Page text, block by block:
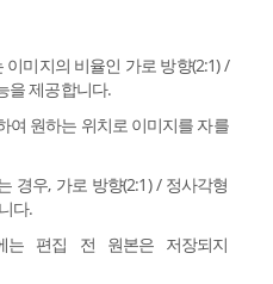
미지의 비율인 가로 방향(2:1) /
을 제공합니다.
여 원하는 위치로 이미지를 자를
경우, 가로 방향(2:1) / 정사각형
다.
편집 전 원본은 저장되지